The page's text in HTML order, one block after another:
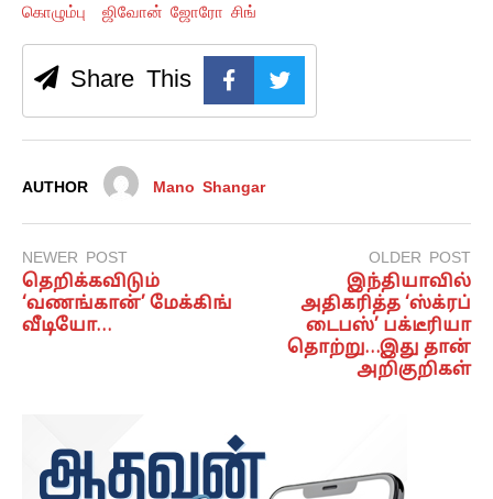
கொழும்பு
ஜிவோன் ஜோரோ சிங்
Share This
AUTHOR Mano Shangar
NEWER POST
தெறிக்கவிடும்
‘வணங்கான்’ மேக்கிங்
வீடியோ…
OLDER POST
இந்தியாவில்
அதிகரித்த ‘ஸ்க்ரப்
டைபஸ்’ பக்டீரியா
தொற்று…இது தான்
அறிகுறிகள்